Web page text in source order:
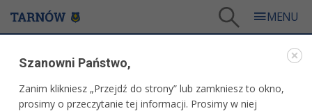
Mecz piłki ręcznej - SPR PWSZ Tarnów - KSSPR Końskie
WARTO ZOBACZYĆ
Szanowni Państwo,
Zanim klikniesz „Przejdź do strony” lub zamkniesz to okno,
prosimy o przeczytanie tej informacji. Prosimy w niej